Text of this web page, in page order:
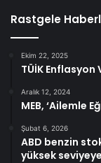
Rastgele
Ekim 22, 2025
TÜİK
Aralık 12, 2024
MEB, ‘Ailemle
Şubat 6, 2026
ABD benzin
yüksek